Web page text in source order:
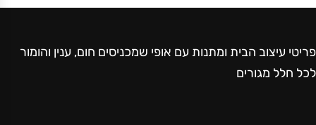
פריטי עיצוב הבית ומתנות עם אופי שמכניסים חום, ענין והומור
לכל חלל מגורים